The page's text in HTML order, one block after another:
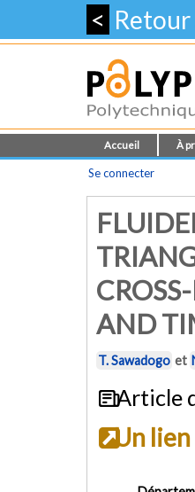
<
Accueil À
Se connecter
AND
T. Sawadogo et
Article
Un